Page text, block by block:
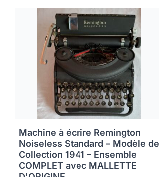
Machine à écrire Remington
Noiseless Standard – Modèle de
Collection 1941 – Ensemble
COMPLET avec MALLETTE